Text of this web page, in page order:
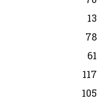
13
78
61
117
105